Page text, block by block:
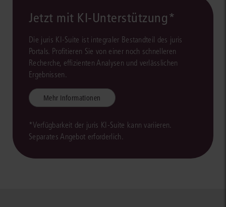
Jetzt mit KI-Unterstützung*
Die juris KI-Suite ist integraler Bestandteil des juris
Portals. Profitieren Sie von einer noch schnelleren
Recherche, effizienten Analysen und verlässlichen
Ergebnissen.
Mehr Informationen
*Verfügbarkeit der juris KI-Suite kann variieren.
Separates Angebot erforderlich.